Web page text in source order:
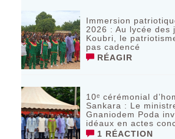
Immersion
2026 : Au lycée des
Koubri, le
pas cadencé
RÉAGIR
10ᵉ cérémonial
Sankara : Le
Gnaniodem Poda
idéaux en actes
1 RÉACTION